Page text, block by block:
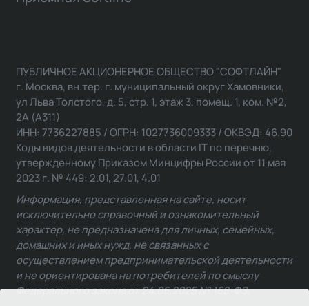
ПУБЛИЧНОЕ АКЦИОНЕРНОЕ ОБЩЕСТВО "СОФТЛАЙН"
г. Москва, вн.тер. г. муниципальный округ Хамовники,
ул Льва Толстого, д. 5, стр. 1, этаж 3, помещ. 1, ком. №2,
2А (А311)
ИНН: 7736227885 / ОГРН: 1027736009333 / ОКВЭД: 46.90
Коды видов деятельности в области IT по перечню,
утвержденному Приказом Минцифры России от 11 мая
2023 г. № 449: 2.01, 27.01, 4.01
Информация, представленная на сайте, носит
исключительно справочный и ознакомительный
характер, не предназначена для личных, семейных,
домашних и иных нужд, не связанных с
осуществлением предпринимательской деятельности
и не ориентирована на потребителей по смыслу
Федерального закона от 24.06.2025 № 168-ФЗ.